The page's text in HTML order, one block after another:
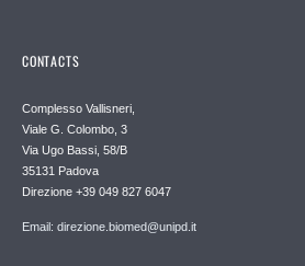
CONTACTS
Complesso Vallisneri,
Viale G. Colombo, 3
Via Ugo Bassi, 58/B
35131 Padova
Direzione +39 049 827 6047
Email: direzione.biomed@unipd.it